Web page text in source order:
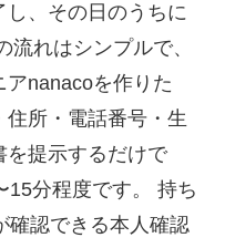
、その日のうちに
れはシンプルで、
nanacoを作りた
所・電話番号・生
を提示するだけで
15分程度です。 持ち
確認できる本人確認